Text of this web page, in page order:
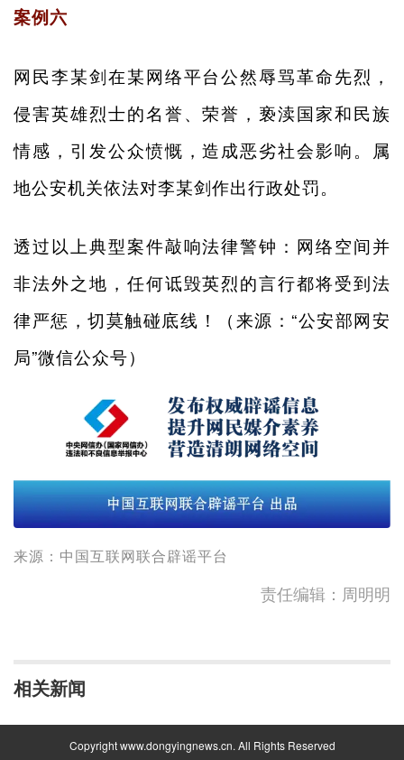
案例六
网民李某剑在某网络平台公然辱骂革命先烈，
侵害英雄烈士的名誉、荣誉，亵渎国家和民族
情感，引发公众愤慨，造成恶劣社会影响。属
地公安机关依法对李某剑作出行政处罚。
透过以上典型案件敲响法律警钟：网络空间并
非法外之地，任何诋毁英烈的言行都将受到法
律严惩，切莫触碰底线！（来源：“公安部网安
局”微信公众号）
来源：中国互联网联合辟谣平台
责任编辑：周明明
相关新闻
Copyright www.dongyingnews.cn. All Rights Reserved